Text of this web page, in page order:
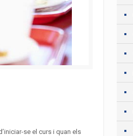
se el curs i quan els